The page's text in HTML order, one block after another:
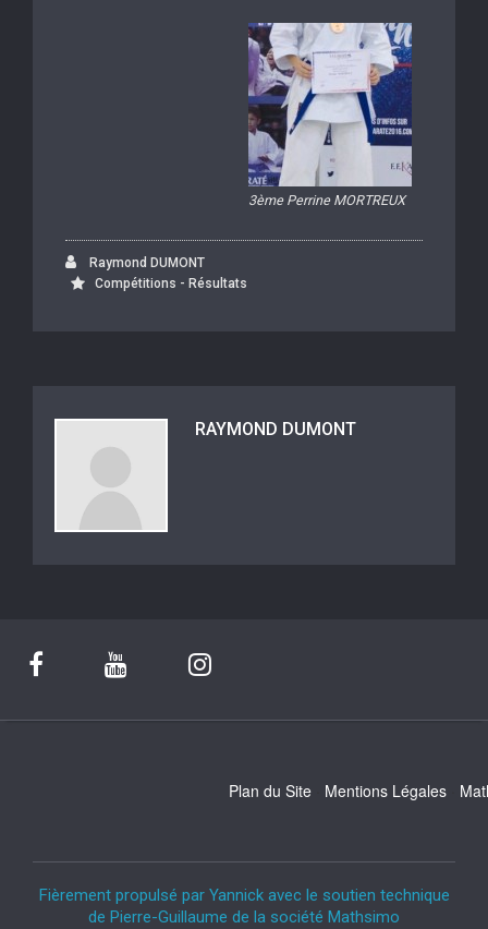
3ème Perrine MORTREUX
Raymond DUMONT
Compétitions - Résultats
RAYMOND DUMONT
Plan du Site Mentions Légales
Fièrement propulsé par Yannick avec le soutien technique
de Pierre-Guillaume de la société Mathsimo